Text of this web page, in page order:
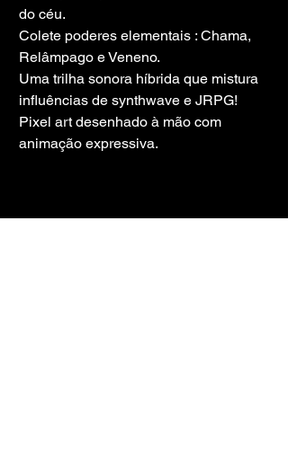
do céu.
Colete poderes elementais : Chama,
Relâmpago e Veneno.
Uma trilha sonora híbrida que mistura
influências de synthwave e JRPG!
Pixel art desenhado à mão com
animação expressiva.